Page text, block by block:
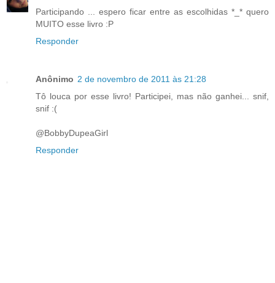
Participando ... espero ficar entre as escolhidas *_* quero
MUITO esse livro :P
Responder
Anônimo 2 de novembro de 2011 às 21:28
Tô louca por esse livro! Participei, mas não ganhei... snif,
snif :(
@BobbyDupeaGirl
Responder